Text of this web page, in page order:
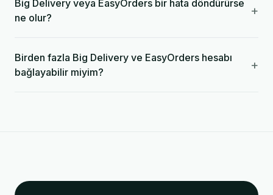
Big Delivery veya EasyOrders bir hata döndürürse
ne olur?
+
Birden fazla Big Delivery ve EasyOrders hesabı
bağlayabilir miyim?
+